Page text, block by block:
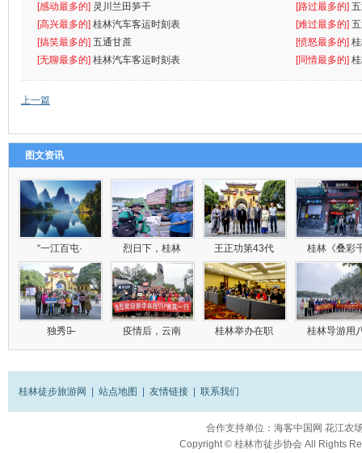
[感动最多的] 灵川兰田笋干 [路过最多的]
[高兴最多的] 桂林汽车客运时刻表 [难过最多的]
[搞笑最多的] 五通甘蔗 [愤怒最多的]
[无聊最多的] 桂林汽车客运时刻表 [同情最多的]
上一篇
图文资讯
“一江百屯· 烈日下，桂林 王正功第43代 桂林《叠彩
独秀峰̶ 疫情后，云南 桂林举办在职 桂林导游用
桂林徒步旅游网 站点地图 友情链接 联系我们
合作支持单位： 海客中国网 花江农
Copyright © 桂林市徒步协会All Rights